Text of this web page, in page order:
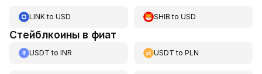
LINKto USD SHIB toUSD
Стейблкоины в фиат
USDT to INR USDT toPLN